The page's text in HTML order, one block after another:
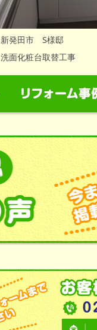
新発田市 S様邸
洗面化粧台取替工事